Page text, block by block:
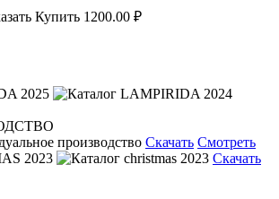
Купить 1200.00 ₽
2025
Скачать Смотреть
2023
Скачать